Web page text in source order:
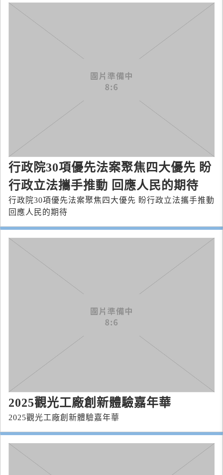
行政院30項優先法案聚焦四大優先 盼
行政立法攜手推動 回應人民的期待
行政院30項優先法案聚焦四大優先 盼行政立法攜手推動
回應人民的期待
2025觀光工廠創新體驗嘉年華
2025觀光工廠創新體驗嘉年華